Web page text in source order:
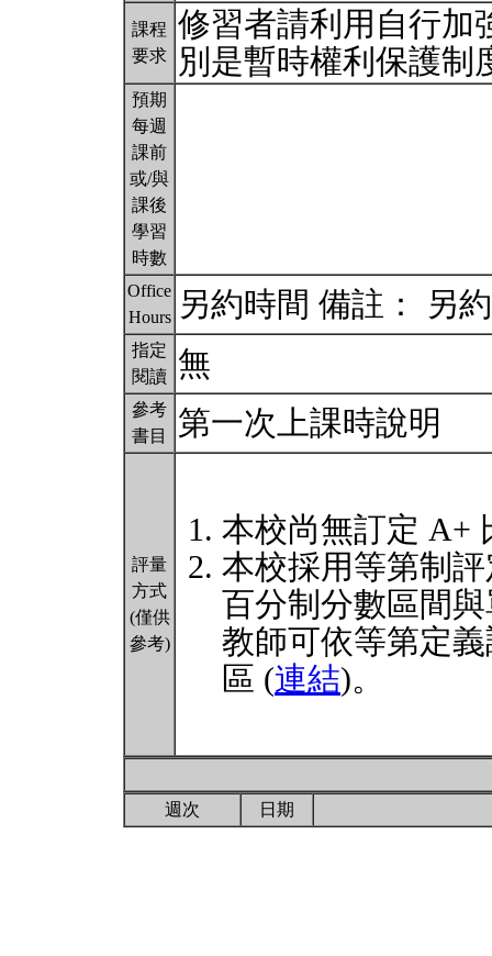
課程
要求
修習者請利用自行加
別是暫時權利保護
預期
每週
課前
或/與
課後
學習
時數
Office
Hours
另約時間 備註： 另
指定
閱讀
無
參考
書目
第一次上課時說明
評量
方式
(僅供
參考)
本校尚無訂定 A+
本校採用等第制
百分制分數區間
教師可依等第定
區 (連結)。
週次 日期